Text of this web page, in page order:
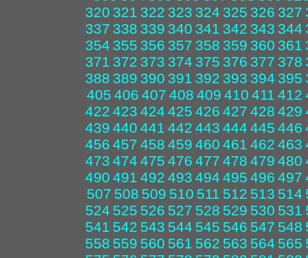
320 321 322 323 324 325 326 327
337 338 339 340 341 342 343 344
354 355 356 357 358 359 360 361
371 372 373 374 375 376 377 378
388 389 390 391 392 393 394 395
405 406 407 408 409 410 411 412
422 423 424 425 426 427 428 429
439 440 441 442 443 444 445 446
456 457 458 459 460 461 462 463
473 474 475 476 477 478 479 480
490 491 492 493 494 495 496 497
507 508 509 510 511 512 513 514
524 525 526 527 528 529 530 531
541 542 543 544 545 546 547 548
558 559 560 561 562 563 564 565